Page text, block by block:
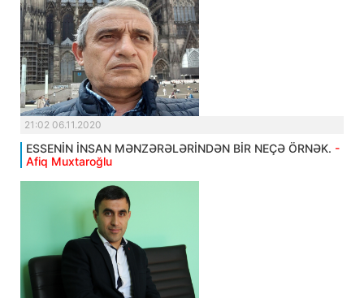
21:02 06.11.2020
ESSENİN İNSAN MƏNZƏRƏLƏRİNDƏN BİR NEÇƏ ÖRNƏK. -
Afiq Muxtaroğlu